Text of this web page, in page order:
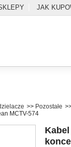
JAK
>> Pozostałe
MCTV-574